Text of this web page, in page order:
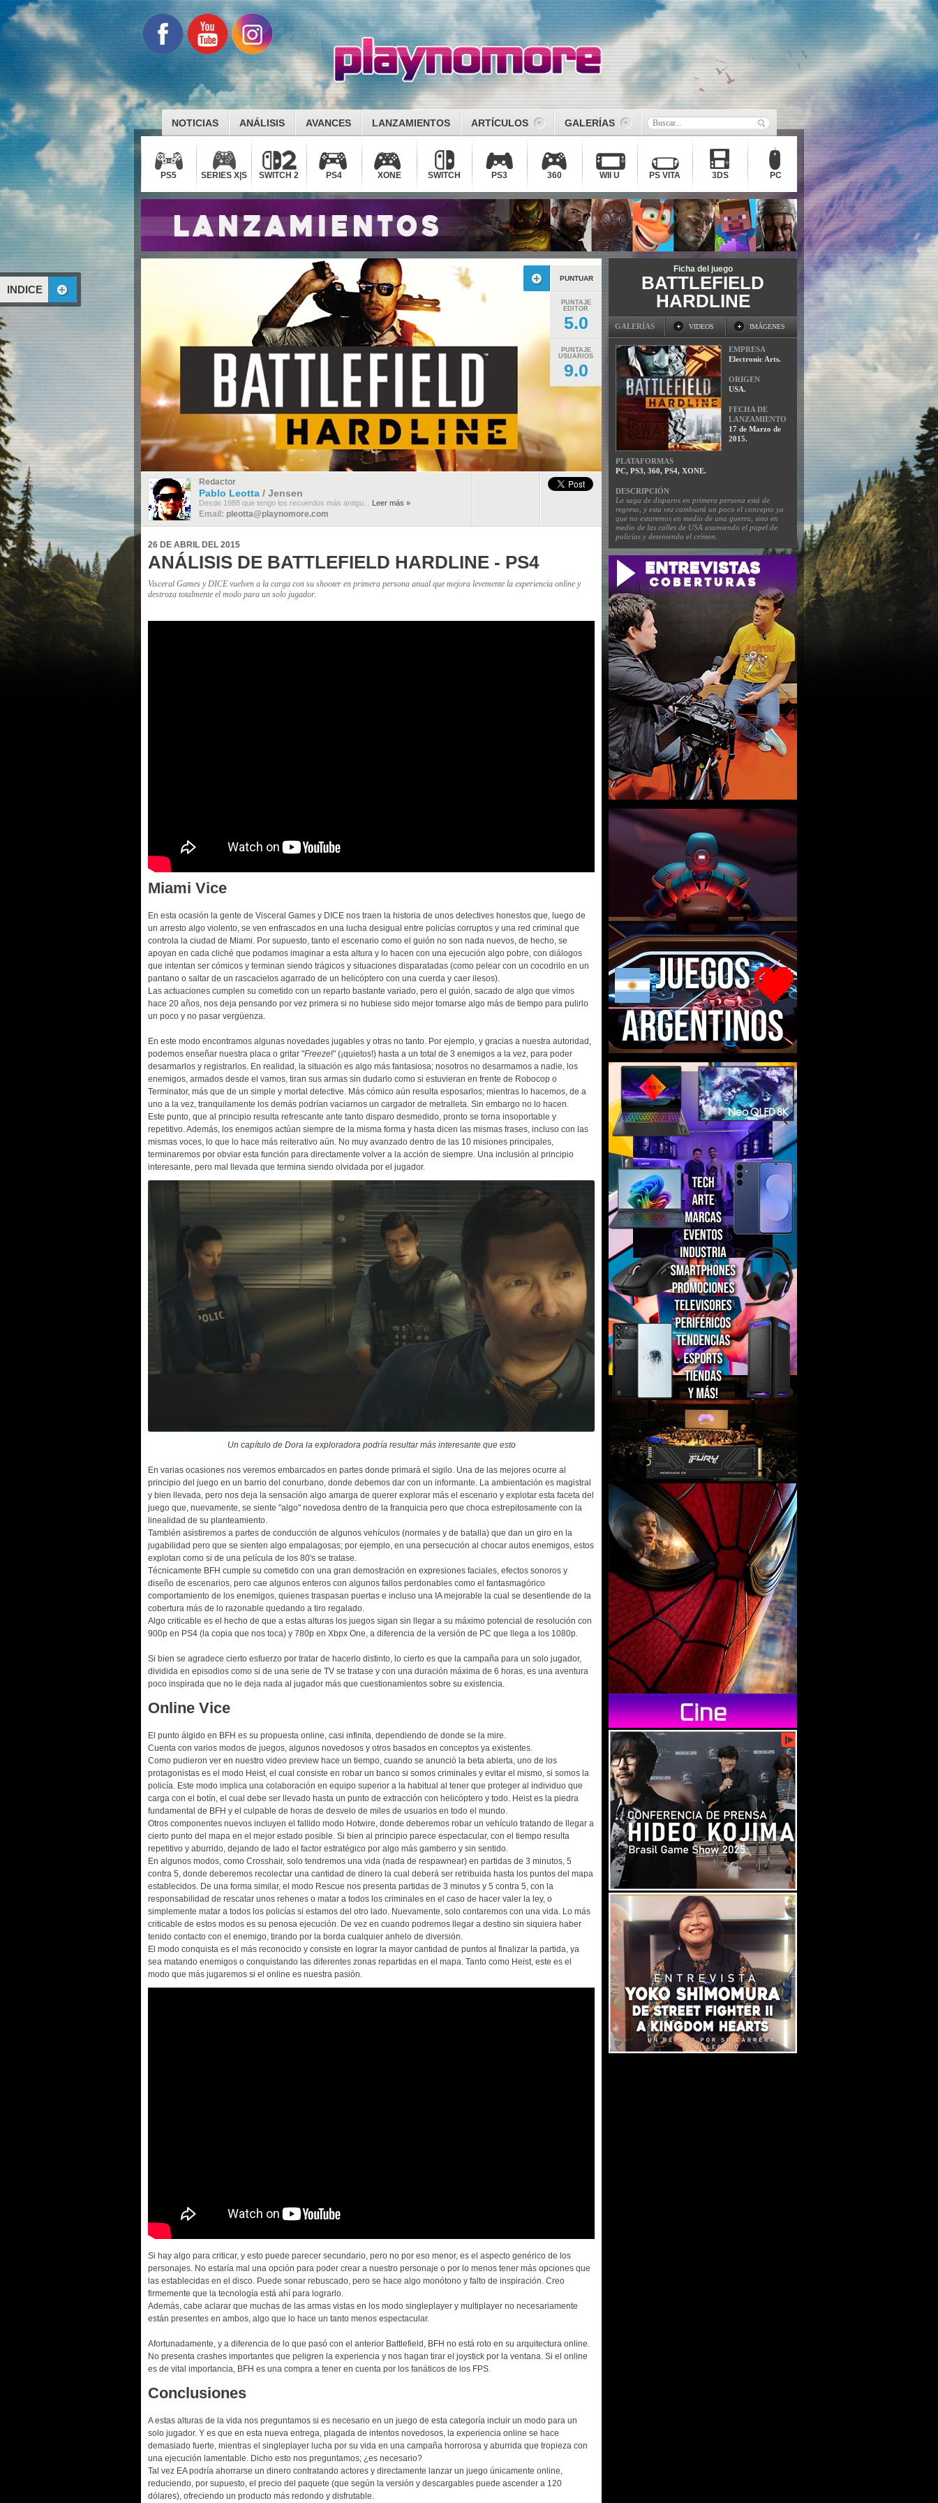
NOTICIAS ANÁLISIS AVANCES LANZAMIENTOS ARTÍCULOS GALERÍAS
PS5 SERIES X|S SWITCH 2 PS4 XONE SWITCH PS3 360 WII U PS VITA 3DS PC
INDICE
ANÁLISIS DE
BATTLEFIELD
HARDLINE - PS4
Miami Vice
Online Vice
Conclusiones
Volver arriba
PUNTUAR
PUNTAJE
EDITOR
5.0
PUNTAJE
USUARIOS
9.0
Redactor
Pablo Leotta / Jensen
Desde 1988 que tengo los recuerdos más antigu... Leer más »
Email: pleotta@playnomore.com
26 DE ABRIL DEL 2015
ANÁLISIS DE BATTLEFIELD HARDLINE - PS4
Visceral Games y DICE vuelven a la carga con su shooter en primera persona anual que mejora levemente la experiencia online y
destroza totalmente el modo para un solo jugador.
Miami Vice
En esta ocasión la gente de Visceral Games y DICE nos traen la historia de unos detectives honestos que, luego de
un arresto algo violento, se ven enfrascados en una lucha desigual entre policías corruptos y una red criminal que
controla la ciudad de Miami. Por supuesto, tanto el escenario como el guión no son nada nuevos, de hecho, se
apoyan en cada cliché que podamos imaginar a esta altura y lo hacen con una ejecución algo pobre, con diálogos
que intentan ser cómicos y terminan siendo trágicos y situaciones disparatadas (como pelear con un cocodrilo en un
pantano o saltar de un rascacielos agarrado de un helicóptero con una cuerda y caer ilesos).
Las actuaciones cumplen su cometido con un reparto bastante variado, pero el guión, sacado de algo que vimos
hace 20 años, nos deja pensando por vez primera si no hubiese sido mejor tomarse algo más de tiempo para pulirlo
un poco y no pasar vergüenza.
En este modo encontramos algunas novedades jugables y otras no tanto. Por ejemplo, y gracias a nuestra autoridad,
podemos enseñar nuestra placa o gritar "Freeze!" (¡quietos!) hasta a un total de 3 enemigos a la vez, para poder
desarmarlos y registrarlos. En realidad, la situación es algo más fantasiosa; nosotros no desarmamos a nadie, los
enemigos, armados desde el vamos, tiran sus armas sin dudarlo como si estuvieran en frente de Robocop o
Terminator, más que de un simple y mortal detective. Más cómico aún resulta esposarlos; mientras lo hacemos, de a
uno a la vez, tranquilamente los demás podrían vaciarnos un cargador de metralleta. Sin embargo no lo hacen.
Este punto, que al principio resulta refrescante ante tanto disparo desmedido, pronto se torna insoportable y
repetitivo. Además, los enemigos actúan siempre de la misma forma y hasta dicen las mismas frases, incluso con las
mismas voces, lo que lo hace más reiterativo aún. No muy avanzado dentro de las 10 misiones principales,
terminaremos por obviar esta función para directamente volver a la acción de siempre. Una inclusión al principio
interesante, pero mal llevada que termina siendo olvidada por el jugador.
Un capítulo de Dora la exploradora podría resultar más interesante que esto
En varias ocasiones nos veremos embarcados en partes donde primará el sigilo. Una de las mejores ocurre al
principio del juego en un barrio del conurbano, donde debemos dar con un informante. La ambientación es magistral
y bien llevada, pero nos deja la sensación algo amarga de querer explorar más el escenario y explotar esta faceta del
juego que, nuevamente, se siente "algo" novedosa dentro de la franquicia pero que choca estrepitosamente con la
linealidad de su planteamiento.
También asistiremos a partes de conducción de algunos vehículos (normales y de batalla) que dan un giro en la
jugabilidad pero que se sienten algo empalagosas; por ejemplo, en una persecución al chocar autos enemigos, estos
explotan como si de una película de los 80's se tratase.
Técnicamente BFH cumple su cometido con una gran demostración en expresiones faciales, efectos sonoros y
diseño de escenarios, pero cae algunos enteros con algunos fallos perdonables como el fantasmagórico
comportamiento de los enemigos, quienes traspasan puertas e incluso una IA mejorable la cual se desentiende de la
cobertura más de lo razonable quedando a tiro regalado.
Algo criticable es el hecho de que a estas alturas los juegos sigan sin llegar a su máximo potencial de resolución con
900p en PS4 (la copia que nos toca) y 780p en Xbpx One, a diferencia de la versión de PC que llega a los 1080p.
Si bien se agradece cierto esfuerzo por tratar de hacerlo distinto, lo cierto es que la campaña para un solo jugador,
dividida en episodios como si de una serie de TV se tratase y con una duración máxima de 6 horas, es una aventura
poco inspirada que no le deja nada al jugador más que cuestionamientos sobre su existencia.
Online Vice
El punto álgido en BFH es su propuesta online, casi infinita, dependiendo de donde se la mire.
Cuenta con varios modos de juegos, algunos novedosos y otros basados en conceptos ya existentes.
Como pudieron ver en nuestro video preview hace un tiempo, cuando se anunció la beta abierta, uno de los
protagonistas es el modo Heist, el cual consiste en robar un banco si somos criminales y evitar el mismo, si somos la
policía. Este modo implica una colaboración en equipo superior a la habitual al tener que proteger al individuo que
carga con el botín, el cual debe ser llevado hasta un punto de extracción con helicóptero y todo. Heist es la piedra
fundamental de BFH y el culpable de horas de desvelo de miles de usuarios en todo el mundo.
Otros componentes nuevos incluyen el fallido modo Hotwire, donde deberemos robar un vehículo tratando de llegar a
cierto punto del mapa en el mejor estado posible. Si bien al principio parece espectacular, con el tiempo resulta
repetitivo y aburrido, dejando de lado el factor estratégico por algo más gamberro y sin sentido.
En algunos modos, como Crosshair, solo tendremos una vida (nada de respawnear) en partidas de 3 minutos, 5
contra 5, donde deberemos recolectar una cantidad de dinero la cual deberá ser retribuida hasta los puntos del mapa
establecidos. De una forma similar, el modo Rescue nos presenta partidas de 3 minutos y 5 contra 5, con la
responsabilidad de rescatar unos rehenes o matar a todos los criminales en el caso de hacer valer la ley, o
simplemente matar a todos los policías si estamos del otro lado. Nuevamente, solo contaremos con una vida. Lo más
criticable de estos modos es su penosa ejecución. De vez en cuando podremos llegar a destino sin siquiera haber
tenido contacto con el enemigo, tirando por la borda cualquier anhelo de diversión.
El modo conquista es el más reconocido y consiste en lograr la mayor cantidad de puntos al finalizar la partida, ya
sea matando enemigos o conquistando las diferentes zonas repartidas en el mapa. Tanto como Heist, este es el
modo que más jugaremos si el online es nuestra pasión.
Si hay algo para criticar, y esto puede parecer secundario, pero no por eso menor, es el aspecto genérico de los
personajes. No estaría mal una opción para poder crear a nuestro personaje o por lo menos tener más opciones que
las establecidas en el disco. Puede sonar rebuscado, pero se hace algo monótono y falto de inspiración. Creo
firmemente que la tecnología está ahí para lograrlo.
Además, cabe aclarar que muchas de las armas vistas en los modo singleplayer y multiplayer no necesariamente
están presentes en ambos, algo que lo hace un tanto menos espectacular.
Afortunadamente, y a diferencia de lo que pasó con el anterior Battlefield, BFH no está roto en su arquitectura online.
No presenta crashes importantes que peligren la experiencia y nos hagan tirar el joystick por la ventana. Si el online
es de vital importancia, BFH es una compra a tener en cuenta por los fanáticos de los FPS.
Conclusiones
A estas alturas de la vida nos preguntamos si es necesario en un juego de esta categoría incluir un modo para un
solo jugador. Y es que en esta nueva entrega, plagada de intentos novedosos, la experiencia online se hace
demasiado fuerte, mientras el singleplayer lucha por su vida en una campaña horrorosa y aburrida que tropieza con
una ejecución lamentable. Dicho esto nos preguntamos; ¿es necesario?
Tal vez EA podría ahorrarse un dinero contratando actores y directamente lanzar un juego únicamente online,
reduciendo, por supuesto, el precio del paquete (que según la versión y descargables puede ascender a 120
dólares), ofreciendo un producto más redondo y disfrutable.
Ficha del juego
BATTLEFIELD
HARDLINE
GALERÍAS VIDEOS IMÁGENES
EMPRESA
Electronic Arts.
ORIGEN
USA.
FECHA DE
LANZAMIENTO
17 de Marzo de
2015.
PLATAFORMAS
PC, PS3, 360, PS4, XONE.
DESCRIPCIÓN
La saga de disparos en primera persona está de
regreso, y esta vez cambiará un poco el concepto ya
que no estaremos en medio de una guerra, sino en
medio de las calles de USA asumiendo el papel de
policías y deteniendo el crímen.